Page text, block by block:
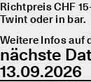
Richtpreis CHF
Twint oder in bar.
Weitere Infos auf
nächste
13.09.2026